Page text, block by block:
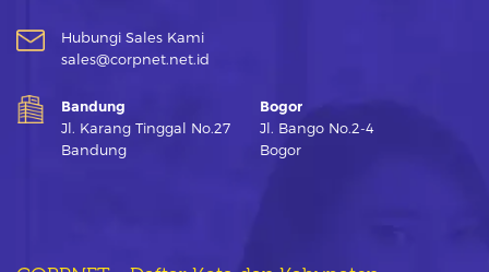
Hubungi Sales Kami
sales@corpnet.net.id
Bandung
Jl. Karang Tinggal No.27
Bandung
Bogor
Jl. Bango No.2-4
Bogor